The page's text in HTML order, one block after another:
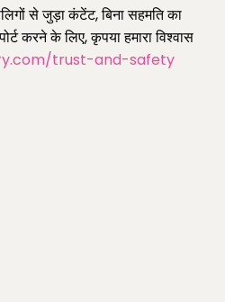
से जुड़ा कंटेंट, बिना सहमति का
करने के लिए, कृपया हमारा विश्वास
trust-and-safety